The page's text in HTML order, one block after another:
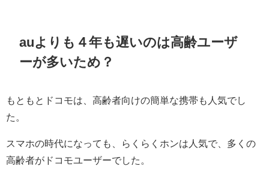
auよりも４年も遅いのは高齢ユーザ
ーが多いため？
もともとドコモは、高齢者向けの簡単な携帯も人気でし
た。
スマホの時代になっても、らくらくホンは人気で、多くの
高齢者がドコモユーザーでした。